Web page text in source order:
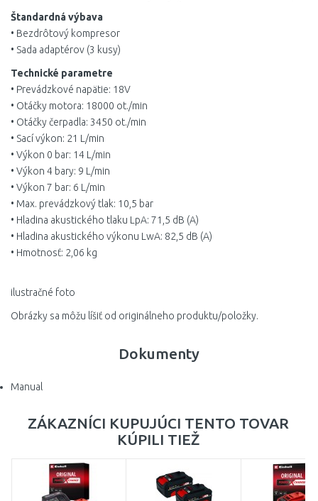
Štandardná výbava
• Bezdrôtový kompresor
• Sada adaptérov (3 kusy)
Technické parametre
• Prevádzkové napätie: 18V
• Otáčky motora: 18000 ot./min
• Otáčky čerpadla: 3450 ot./min
• Sací výkon: 21 L/min
• Výkon 0 bar: 14 L/min
• Výkon 4 bary: 9 L/min
• Výkon 7 bar: 6 L/min
• Max. prevádzkový tlak: 10,5 bar
• Hladina akustického tlaku LpA: 71,5 dB (A)
• Hladina akustického výkonu LwA: 82,5 dB (A)
• Hmotnosť: 2,06 kg
ilustračné foto
Obrázky sa môžu líšiť od originálneho produktu/položky.
Dokumenty
Manual
ZÁKAZNÍCI KUPUJÚCI TENTO TOVAR
KÚPILI TIEŽ